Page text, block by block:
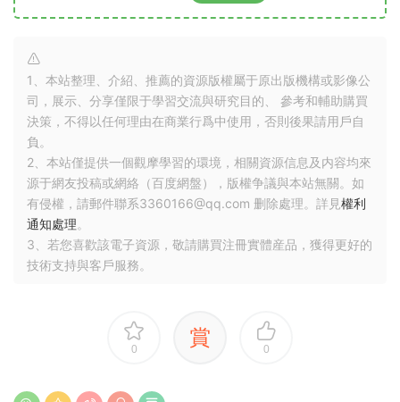
1、本站整理、介紹、推薦的資源版權屬于原出版機構或影像公
司，展示、分享僅限于學習交流與研究目的、 參考和輔助購買
決策，不得以任何理由在商業行爲中使用，否則後果請用戶自
負。
2、本站僅提供一個觀摩學習的環境，相關資源信息及内容均來
源于網友投稿或網絡（百度網盤），版權争議與本站無關。如
有侵權，請郵件聯系3360166@qq.com 删除處理。詳見權利
通知處理。
3、若您喜歡該電子資源，敬請購買注冊實體産品，獲得更好的
技術支持與客戶服務。
0 賞 0